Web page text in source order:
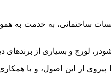
ساختمانی، به خدمت به
لورچ و بسیاری از برندهای
از این اصول، و با